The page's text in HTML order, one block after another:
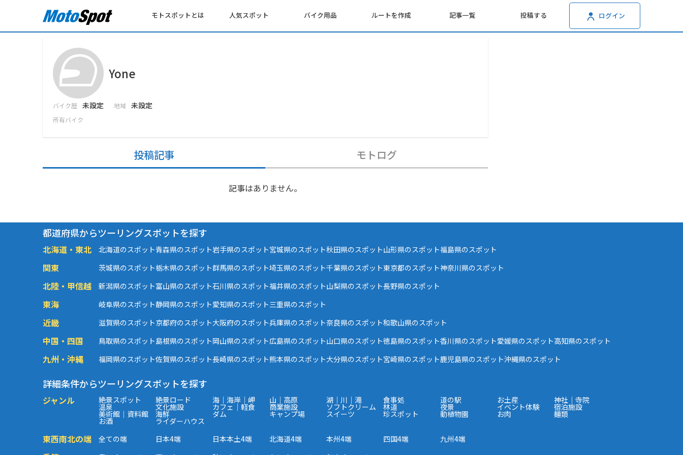
モトスポットとは 人気スポット バイク用品 ルートを作成 記事一覧 投稿する ログイン
Yone
バイク歴 未設定 地域 未設定
所有バイク
投稿記事 モトログ
記事はありません。
都道府県からツーリングスポットを探す
北海道・東北 北海道のスポット青森県のスポット岩手県のスポット宮城県のスポット秋田県のスポット山形県のスポット福島県のスポット
関東 茨城県のスポット栃木県のスポット群馬県のスポット埼玉県のスポット千葉県のスポット東京都のスポット神奈川県のスポット
北陸・甲信越 新潟県のスポット富山県のスポット石川県のスポット福井県のスポット山梨県のスポット長野県のスポット
東海 岐阜県のスポット静岡県のスポット愛知県のスポット三重県のスポット
近畿 滋賀県のスポット京都府のスポット大阪府のスポット兵庫県のスポット奈良県のスポット和歌山県のスポット
中国・四国 鳥取県のスポット島根県のスポット岡山県のスポット広島県のスポット山口県のスポット徳島県のスポット香川県のスポット愛媛県のスポット高知県のスポット
九州・沖縄 福岡県のスポット佐賀県のスポット長崎県のスポット熊本県のスポット大分県のスポット宮崎県のスポット鹿児島県のスポット沖縄県のスポット
詳細条件からツーリングスポットを探す
ジャンル 絶景スポット 絶景ロード 海｜海岸｜岬 山｜高原 湖｜川｜滝 食事処 道の駅 お土産 神社｜寺院
温泉 文化施設 カフェ｜軽食 商業施設 ソフトクリーム 林道 夜景 イベント体験 宿泊施設
美術館｜資料館 海鮮 ダム キャンプ場 スイーツ 珍スポット 動植物園 お肉 麺類
お酒 ライダーハウス
東西南北の端 全ての端 日本4端 日本本土4端 北海道4端 本州4端 四国4端 九州4端